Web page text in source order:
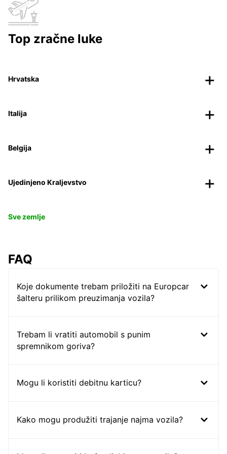
Top zračne luke
Hrvatska
Italija
Belgija
Ujedinjeno Kraljevstvo
Sve zemlje
FAQ
Koje dokumente trebam priložiti na Europcar
šalteru prilikom preuzimanja vozila?
Trebam li vratiti automobil s punim
spremnikom goriva?
Mogu li koristiti debitnu karticu?
Kako mogu produžiti trajanje najma vozila?